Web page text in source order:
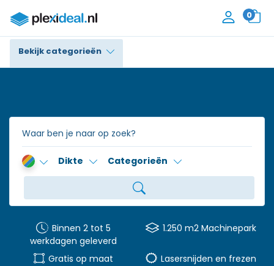
0
Bekijk categorieën
Trespa® / HPL
Alupanel / Dibond®
Accessoires
Dikte Categorieën
Binnen 2 tot 5
werkdagen geleverd
1.250 m2 Machinepark
Gratis op maat Lasersnijden en frezen